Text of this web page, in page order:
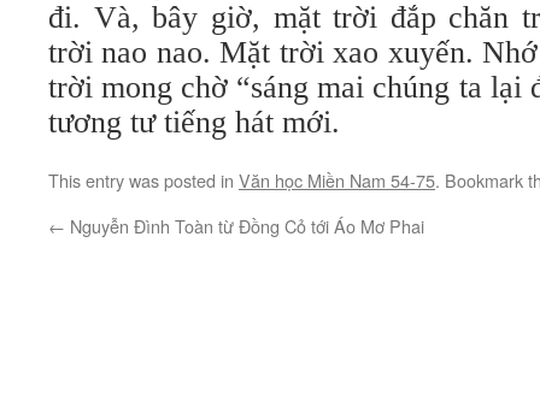
đi. Và, bây giờ, mặt trời đắp chăn
trời nao nao. Mặt trời xao xuyến.
trời mong chờ “sáng mai chúng ta lại
tương tư tiếng hát mới.
This entry was posted in Văn học Miền Nam 54-75. Bookmark
← Nguyễn Đình Toàn từ Đồng Cỏ tới Áo Mơ Phai